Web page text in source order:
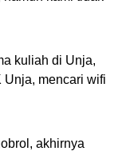
kuliah di Unja,
Unja, mencari wifi
akhirnya